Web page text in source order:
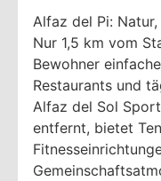
Alfaz del Pi:
Nur 1,5 km vom
Bewohner
Restaurants und
Alfaz del Sol
entfernt, bietet